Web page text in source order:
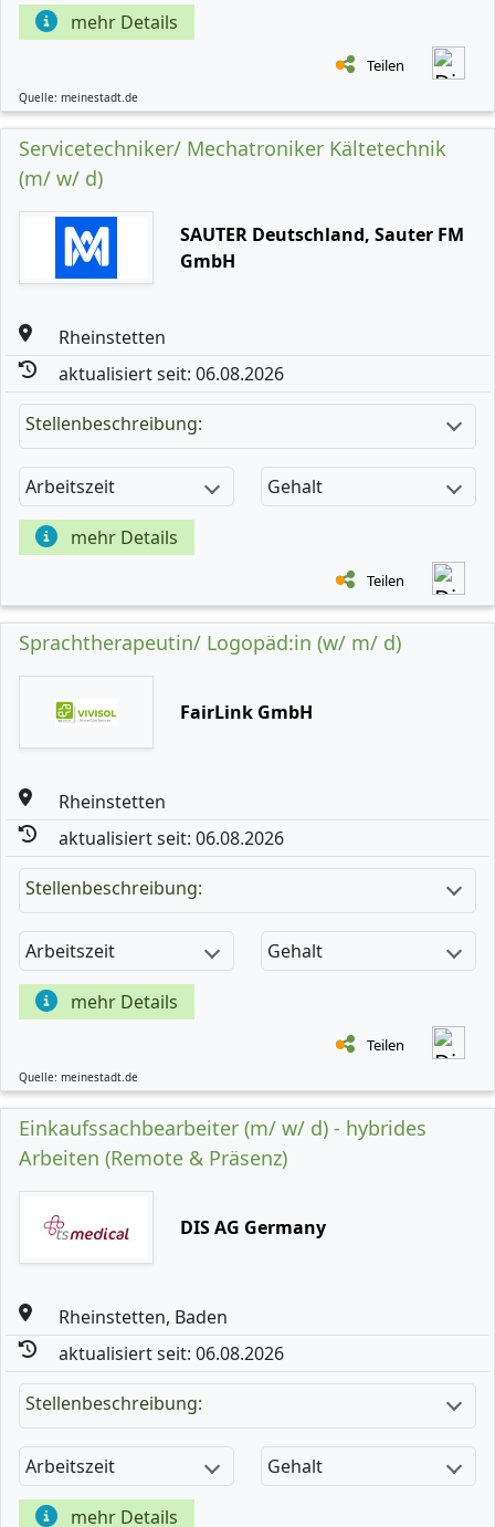
mehr Details
Teilen
Quelle: meinestadt.de
Servicetechniker/ Mechatroniker Kältetechnik
(m/ w/ d)
SAUTER Deutschland, Sauter FM
GmbH
Rheinstetten
aktualisiert seit: 06.08.2026
Stellenbeschreibung:
Arbeitszeit Gehalt
mehr Details
Teilen
Sprachtherapeutin/ Logopäd:in (w/ m/ d)
FairLink GmbH
Rheinstetten
aktualisiert seit: 06.08.2026
Stellenbeschreibung:
Arbeitszeit Gehalt
mehr Details
Teilen
Quelle: meinestadt.de
Einkaufssachbearbeiter (m/ w/ d) - hybrides
Arbeiten (Remote & Präsenz)
DIS AG Germany
Rheinstetten, Baden
aktualisiert seit: 06.08.2026
Stellenbeschreibung:
Arbeitszeit Gehalt
mehr Details